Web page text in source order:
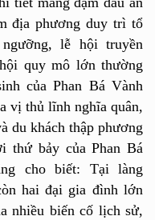
địa phương duy trì tổ
lễ hội truyền
quy mô lớn thường
của Phan Bá Vành
vị thủ lĩnh nghĩa quân,
du khách thập phương
thứ bảy của Phan Bá
cho biết: Tại làng
hai đại gia đình lớn
nhiều biến cố lịch sử,